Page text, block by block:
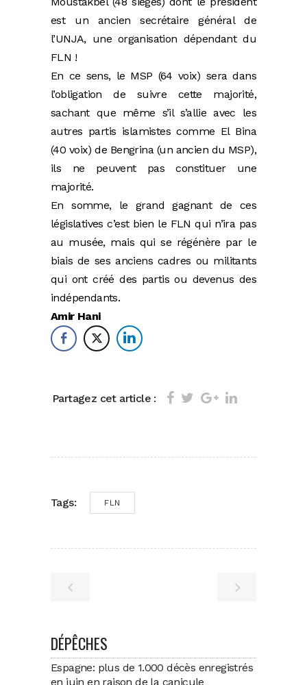
est un ancien secrétaire général de
l’UNJA, une organisation dépendant du
FLN !
En ce sens, le MSP (64 voix) sera dans
l’obligation de suivre cette majorité,
sachant que même s’il s’allie avec les
autres partis islamistes comme El Bina
(40 voix) de Bengrina (un ancien du MSP),
ils ne peuvent pas constituer une
majorité.
En somme, le grand gagnant de ces
législatives c’est bien le FLN qui n’ira pas
au musée, mais qui se régénère par le
biais de ses anciens cadres ou militants
qui ont créé des partis ou devenus des
indépendants.
Amir Hani
Partagez cet article :
Tags: FLN
DÉPÊCHES
Espagne: plus de 1.000 décès enregistrés
en juin en raison de la canicule